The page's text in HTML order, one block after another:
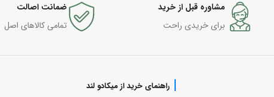
مشاوره قبل از خرید
برای خریدی راحت
ضمانت اصالت
تمامی کالاهای اصل
راهنمای خرید از میکادو لند